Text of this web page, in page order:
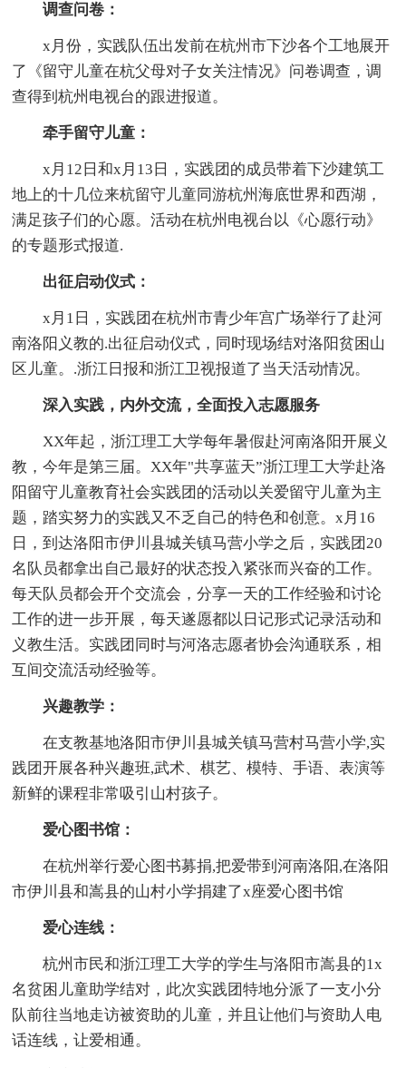
调查问卷：
x月份，实践队伍出发前在杭州市下沙各个工地展开
了《留守儿童在杭父母对子女关注情况》问卷调查，调
查得到杭州电视台的跟进报道。
牵手留守儿童：
x月12日和x月13日，实践团的成员带着下沙建筑工
地上的十几位来杭留守儿童同游杭州海底世界和西湖，
满足孩子们的心愿。活动在杭州电视台以《心愿行动》
的专题形式报道.
出征启动仪式：
x月1日，实践团在杭州市青少年宫广场举行了赴河
南洛阳义教的.出征启动仪式，同时现场结对洛阳贫困山
区儿童。.浙江日报和浙江卫视报道了当天活动情况。
深入实践，内外交流，全面投入志愿服务
XX年起，浙江理工大学每年暑假赴河南洛阳开展义
教，今年是第三届。XX年"共享蓝天”浙江理工大学赴洛
阳留守儿童教育社会实践团的活动以关爱留守儿童为主
题，踏实努力的实践又不乏自己的特色和创意。x月16
日，到达洛阳市伊川县城关镇马营小学之后，实践团20
名队员都拿出自己最好的状态投入紧张而兴奋的工作。
每天队员都会开个交流会，分享一天的工作经验和讨论
工作的进一步开展，每天遂愿都以日记形式记录活动和
义教生活。实践团同时与河洛志愿者协会沟通联系，相
互间交流活动经验等。
兴趣教学：
在支教基地洛阳市伊川县城关镇马营村马营小学,实
践团开展各种兴趣班,武术、棋艺、模特、手语、表演等
新鲜的课程非常吸引山村孩子。
爱心图书馆：
在杭州举行爱心图书募捐,把爱带到河南洛阳,在洛阳
市伊川县和嵩县的山村小学捐建了x座爱心图书馆
爱心连线：
杭州市民和浙江理工大学的学生与洛阳市嵩县的1x
名贫困儿童助学结对，此次实践团特地分派了一支小分
队前往当地走访被资助的儿童，并且让他们与资助人电
话连线，让爱相通。